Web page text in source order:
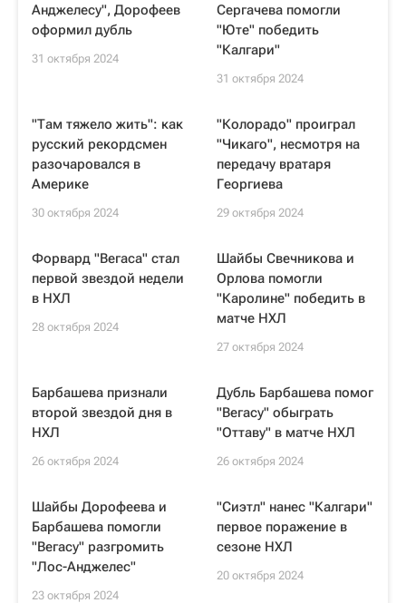
Анджелесу", Дорофеев
оформил дубль
31 октября 2024
Сергачева помогли
"Юте" победить
"Калгари"
31 октября 2024
"Там тяжело жить": как
русский рекордсмен
разочаровался в
Америке
30 октября 2024
"Колорадо" проиграл
"Чикаго", несмотря на
передачу вратаря
Георгиева
29 октября 2024
Форвард "Вегаса" стал
первой звездой недели
в НХЛ
28 октября 2024
Шайбы Свечникова и
Орлова помогли
"Каролине" победить в
матче НХЛ
27 октября 2024
Барбашева признали
второй звездой дня в
НХЛ
26 октября 2024
Дубль Барбашева помог
"Вегасу" обыграть
"Оттаву" в матче НХЛ
26 октября 2024
Шайбы Дорофеева и
Барбашева помогли
"Вегасу" разгромить
"Лос-Анджелес"
23 октября 2024
"Сиэтл" нанес "Калгари"
первое поражение в
сезоне НХЛ
20 октября 2024